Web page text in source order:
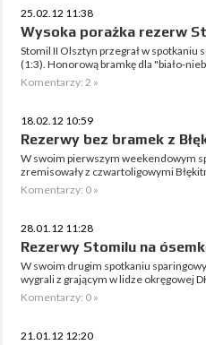
25.02.12 11:38
Wysoka porażka rezerw
Stomil II Olsztyn przegrał w spotkaniu
(1:3). Honorową bramkę dla "biało-
Komentarzy: 2 »
18.02.12 10:59
Rezerwy bez bramek z
W swoim pierwszym weekendowym
zremisowały z czwartoligowymi
Komentarzy: 0 »
28.01.12 11:28
Rezerwy Stomilu na
W swoim drugim spotkaniu
wygrali z grającym w lidze okręgowej
Komentarzy: 0 »
21.01.12 12:20